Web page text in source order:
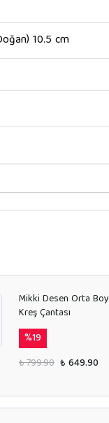
Mikki Desen Orta Boy
Kreş Çantası
%19
₺ 799.90 ₺ 649.90